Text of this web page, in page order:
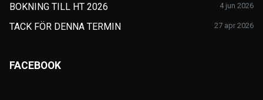
BOKNING TILL HT 2026 4 jun 2026
TACK FÖR DENNA TERMIN 27 apr 2026
FACEBOOK